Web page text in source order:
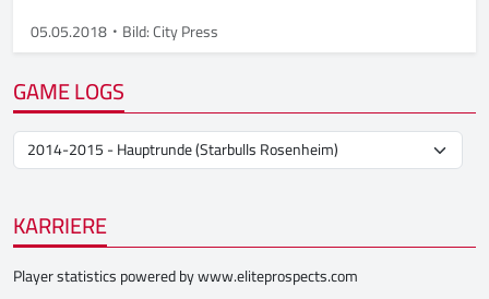
05.05.2018 Bild: City Press
GAME LOGS
KARRIERE
Player statistics powered bywww.eliteprospects.com